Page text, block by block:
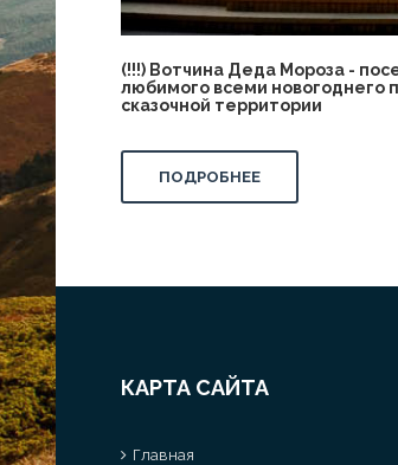
(!!!) Вотчина Деда Мороза -
любимого всеми новогоднего
сказочной территории
ПОДРОБНЕЕ
КАРТА САЙТА
Главная